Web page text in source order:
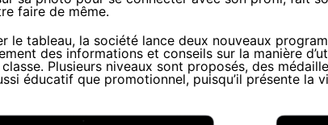
faire de même.
le tableau, la société lance deux nouveaux
des informations et conseils sur la manière
classe. Plusieurs niveaux sont proposés, des
éducatif que promotionnel, puisqu’il présente la